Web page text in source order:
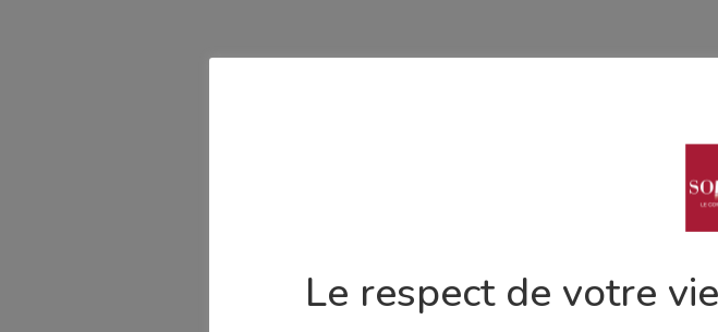
Le respect de votre